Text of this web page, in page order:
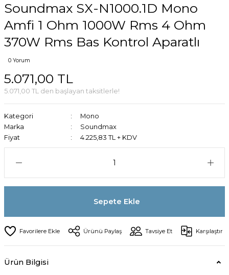
Soundmax SX-N1000.1D Mono
Amfi 1 Ohm 1000W Rms 4 Ohm
370W Rms Bas Kontrol Aparatlı
0 Yorum
5.071,00 TL
5.071,00 TL den başlayan taksitlerle!
Kategori
Mono
Marka
Soundmax
Fiyat
4.225,83 TL + KDV
Sepete Ekle
Ürünü Paylaş Tavsiye Et Karşılaştır
Ürün Bilgisi